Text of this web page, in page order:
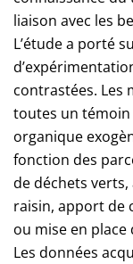
liaison avec les
L’étude a porté
contrastées. Les
toutes un
organique
fonction des
de déchets
raisin, apport de
ou mise en place
Les données